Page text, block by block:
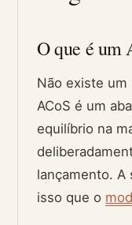
O que é um
Não existe
ACoS é um
equilíbrio na
lançamento. A
isso que o